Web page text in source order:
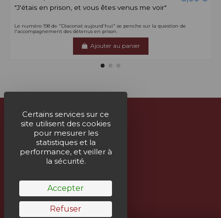
Certains services sur ce
site utilisent des cookies
pour mesurer les
statistiques et la
performance, et veiller à
la sécurité.
Accepter
Refuser
"J'étais en prison, et vous êtes venus me voir"
Le numéro 198 de "Diaconat aujourd'hui" se penche sur la question de
l'accompagnement des détenus en prison.
Ajouter au panier
À propos
Nous contacter
Bulletin